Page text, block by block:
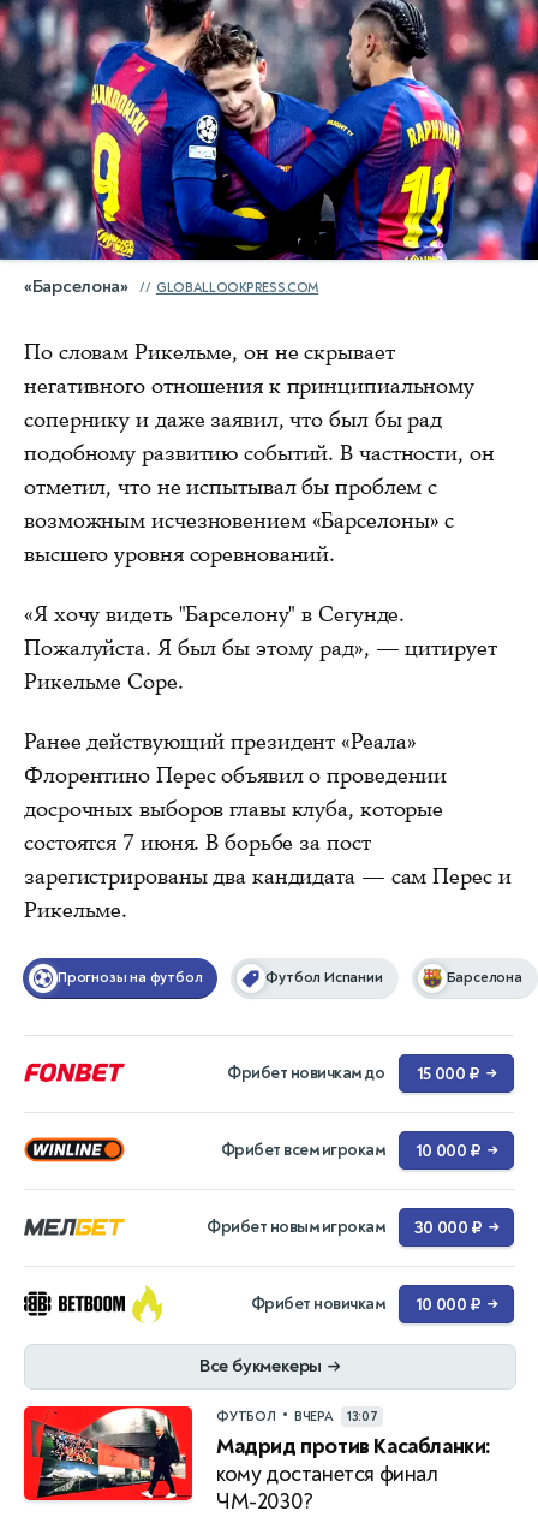
«Барселона» GLOBALLOOKPRESS.COM
По словам Рикельме, он не скрывает
негативного отношения к принципиальному
сопернику и даже заявил, что был бы рад
подобному развитию событий. В частности, он
отметил, что не испытывал бы проблем с
возможным исчезновением «Барселоны» с
высшего уровня соревнований.
«Я хочу видеть "Барселону" в Сегунде.
Пожалуйста. Я был бы этому рад», — цитирует
Рикельме Cope.
Ранее действующий президент «Реала»
Флорентино Перес объявил о проведении
досрочных выборов главы клуба, которые
состоятся 7 июня. В борьбе за пост
зарегистрированы два кандидата — сам Перес и
Рикельме.
Прогнозы на футбол Футбол Испании Барселона
Фрибет новичкам до 15 000 ₽ →
Фрибет всем игрокам 10 000 ₽ →
Фрибет новым игрокам 30 000 ₽ →
Фрибет новичкам 10 000 ₽ →
Все букмекеры →
ФУТБОЛ • ВЧЕРА 13:07
Мадрид против Касабланки:
кому достанется финал
ЧМ-2030?